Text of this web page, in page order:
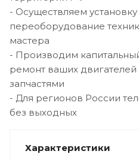
- Осуществляем
переоборудование
мастера
- Производим
ремонт ваших
запчастями
- Для регионов России
без выходных
Характеристики